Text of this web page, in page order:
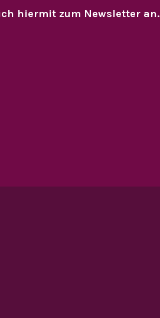
hiermit zum Newsletter an.